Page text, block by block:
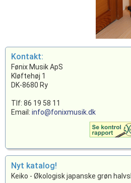
Kontakt:
Fønix Musik ApS
Kløftehøj 1
DK-8680 Ry
Tlf: 86 19 58 11
Email: info@fonixmusik.dk
Nyt katalog!
Keiko - Økologisk japanske grøn